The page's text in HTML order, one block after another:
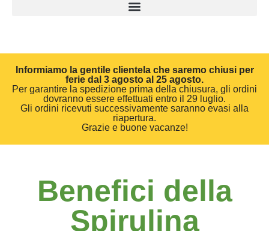
Informiamo la gentile clientela che saremo chiusi per
ferie dal 3 agosto al 25 agosto.
Per garantire la spedizione prima della chiusura, gli ordini
dovranno essere effettuati entro il 29 luglio.
Gli ordini ricevuti successivamente saranno evasi alla
riapertura.
Grazie e buone vacanze!
Benefici della
Spirulina